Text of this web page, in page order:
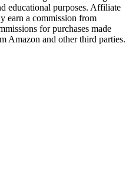
educational purposes. Affiliate
earn a commission from
for purchases made
Amazon and other third parties.